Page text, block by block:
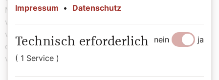
Mensa suchen und eine Mordsgaudi haben, weil sie
vielleicht gar Cannabis rauchen …? Sie können dann
vielleicht kein richtiges Deutsch mehr, aber wer braucht
das schon? Wo uns das hinführt? Am Ende des Tages
vermutlich an den Anfang der Nacht.
Impressum • Datenschutz
Technisch erforderlich
( 1 Service )
nein ja